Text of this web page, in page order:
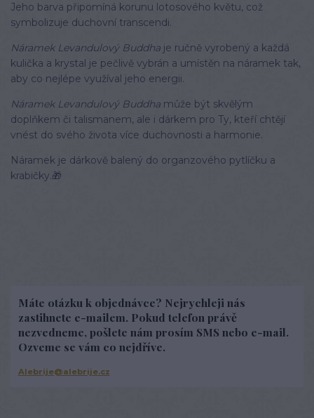
Jeho barva připomíná korunu lotosového květu, což
symbolizuje duchovní transcendi.
Náramek Levandulový Buddha je ručně vyrobený a každá
kulička a krystal je pečlivě vybrán a umístěn na náramek tak,
aby co nejlépe využíval jeho energii.
Náramek Levandulový Buddha může být skvělým
doplňkem či talismanem, ale i dárkem pro Ty, kteří chtějí
vnést do svého života více duchovnosti a harmonie.
Náramek je dárkově balený do organzového pytlíčku a
krabičky.🎁
Máte otázku k objednávce? Nejrychleji nás
zastihnete e-mailem. Pokud telefon právě
nezvedneme, pošlete nám prosím SMS nebo e-mail.
Ozveme se vám co nejdříve.
Alebrije@alebrije.cz